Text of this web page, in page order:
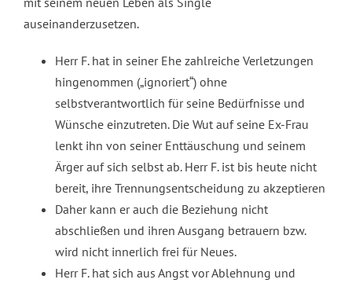
auseinanderzusetzen.
Herr F. hat in seiner Ehe zahlreiche Verletzungen
hingenommen („ignoriert“) ohne
selbstverantwortlich für seine Bedürfnisse und
Wünsche einzutreten. Die Wut auf seine Ex-Frau
lenkt ihn von seiner Enttäuschung und seinem
Ärger auf sich selbst ab. Herr F. ist bis heute nicht
bereit, ihre Trennungsentscheidung zu akzeptieren
Daher kann er auch die Beziehung nicht
abschließen und ihren Ausgang betrauern bzw.
wird nicht innerlich frei für Neues.
Herr F. hat sich aus Angst vor Ablehnung und